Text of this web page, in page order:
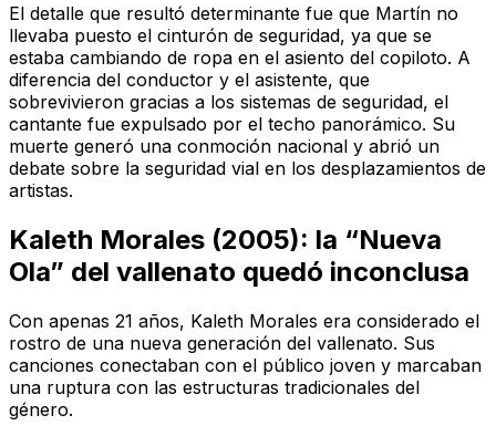
El detalle que resultó determinante fue que Martín no
llevaba puesto el cinturón de seguridad, ya que se
estaba cambiando de ropa en el asiento del copiloto. A
diferencia del conductor y el asistente, que
sobrevivieron gracias a los sistemas de seguridad, el
cantante fue expulsado por el techo panorámico. Su
muerte generó una conmoción nacional y abrió un
debate sobre la seguridad vial en los desplazamientos de
artistas.
Kaleth Morales (2005): la “Nueva
Ola” del vallenato quedó inconclusa
Con apenas 21 años, Kaleth Morales era considerado el
rostro de una nueva generación del vallenato. Sus
canciones conectaban con el público joven y marcaban
una ruptura con las estructuras tradicionales del
género.